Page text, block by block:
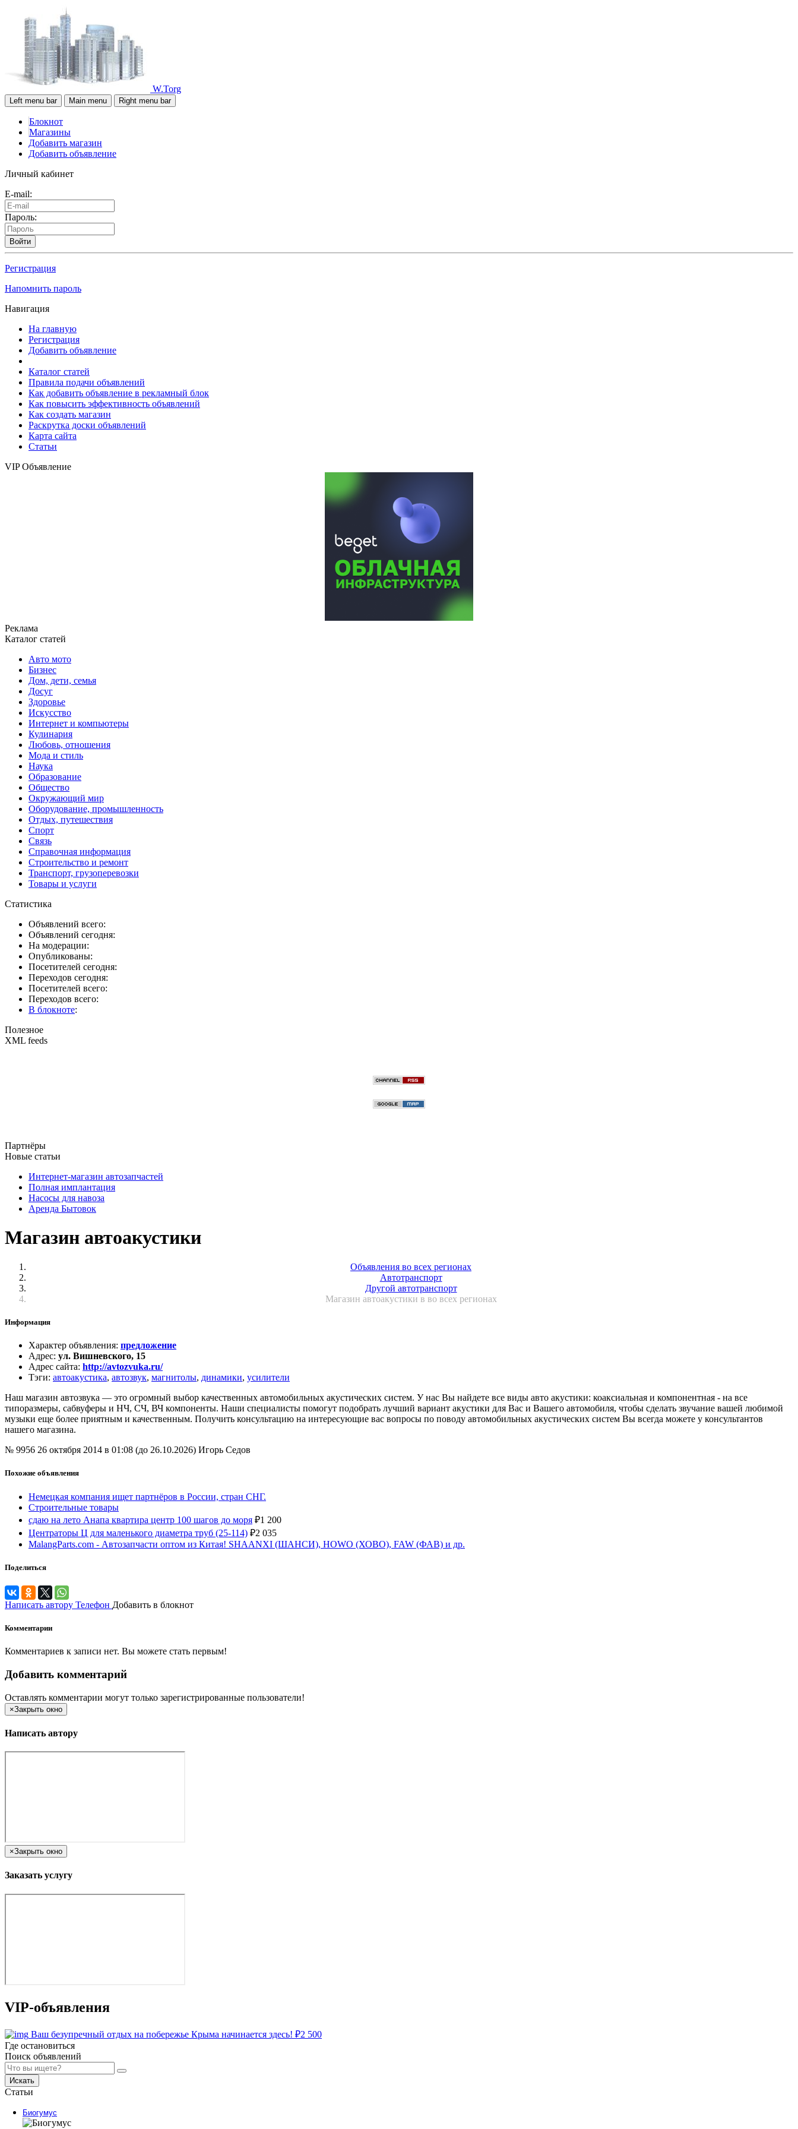
W.Torg
Left menu bar Main menu Right menu bar
Блокнот
Магазины
Добавить магазин
Добавить объявление
Личный кабинет
E-mail:
Пароль:
Войти
Регистрация
Напомнить пароль
Навигация
На главную
Регистрация
Добавить объявление
Каталог статей
Правила подачи объявлений
Как добавить объявление в рекламный блок
Как повысить эффективность объявлений
Как создать магазин
Раскрутка доски объявлений
Карта сайта
Статьи
VIP Объявление
Реклама
Каталог статей
Авто мото
Бизнес
Дом, дети, семья
Досуг
Здоровье
Искусство
Интернет и компьютеры
Кулинария
Любовь, отношения
Мода и стиль
Наука
Образование
Общество
Окружающий мир
Оборудование, промышленность
Отдых, путешествия
Спорт
Связь
Справочная информация
Строительство и ремонт
Транспорт, грузоперевозки
Товары и услуги
Статистика
Объявлений всего:
Объявлений сегодня:
На модерации:
Опубликованы:
Посетителей сегодня:
Переходов сегодня:
Посетителей всего:
Переходов всего:
В блокноте:
Полезное
XML feeds
Партнёры
Новые статьи
Интернет-магазин автозапчастей
Полная имплантация
Насосы для навоза
Аренда Бытовок
Магазин автоакустики
Объявления во всех регионах
Автотранспорт
Другой автотранспорт
Магазин автоакустики в во всех регионах
Информация
Характер объявления: предложение
Адрес: ул. Вишневского, 15
Адрес сайта: http://avtozvuka.ru/
Тэги: автоакустика, автозвук, магнитолы, динамики, усилители
Наш магазин автозвука — это огромный выбор качественных автомобильных акустических систем. У нас Вы найдете все виды авто акустики: коаксиальная и компонентная - на все
типоразмеры, сабвуферы и НЧ, СЧ, ВЧ компоненты. Наши специалисты помогут подобрать лучший вариант акустики для Вас и Вашего автомобиля, чтобы сделать звучание вашей любимой
музыки еще более приятным и качественным. Получить консультацию на интересующие вас вопросы по поводу автомобильных акустических систем Вы всегда можете у консультантов
нашего магазина.
№ 9956 26 октября 2014 в 01:08 (до 26.10.2026) Игорь Седов
Похожие объявления
Немецкая компания ищет партнёров в России, стран СНГ.
Строительные товары
сдаю на лето Анапа квартира центр 100 шагов до моря ₽1 200
Центраторы Ц для маленького диаметра труб (25-114) ₽2 035
MalangParts.com - Автозапчасти оптом из Китая! SHAANXI (ШАНСИ), HOWO (ХОВО), FAW (ФАВ) и др.
Поделиться
Написать автору Телефон Добавить в блокнот
Комментарии
Комментариев к записи нет. Вы можете стать первым!
Добавить комментарий
Оставлять комментарии могут только зарегистрированные пользователи!
×Закрыть окно
Написать автору
×Закрыть окно
Заказать услугу
VIP-объявления
Ваш безупречный отдых на побережье Крыма начинается здесь! ₽2 500
Где остановиться
Поиск объявлений
Искать
Статьи
Биогумус